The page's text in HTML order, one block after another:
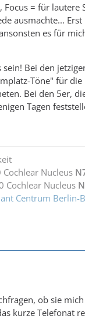
= für lautere
ausmachte...
es für
Bei den
Töne" für
Bei den 5er,
Tagen
Nucleus
Cochlear Nucleus
Centrum
ob sie
kurze Telefonat